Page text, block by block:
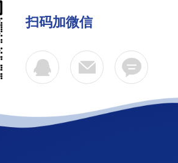
扫码加微信